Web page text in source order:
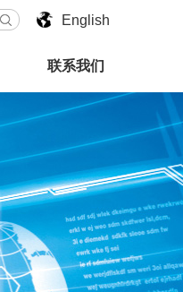
English
联系我们